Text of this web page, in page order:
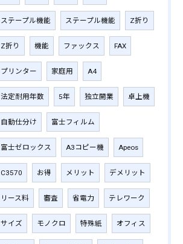
ステープル機能 ステープル機能 Z折り
Z折り 機能 ファックス FAX
プリンター 家庭用 A4
法定耐用年数 5年 独立開業 卓上機
自動仕分け 富士フィルム
富士ゼロックス A3コピー機 Apeos
C3570 お得 メリット デメリット
リース料 審査 省電力 テレワーク
サイズ モノクロ 特殊紙 オフィス